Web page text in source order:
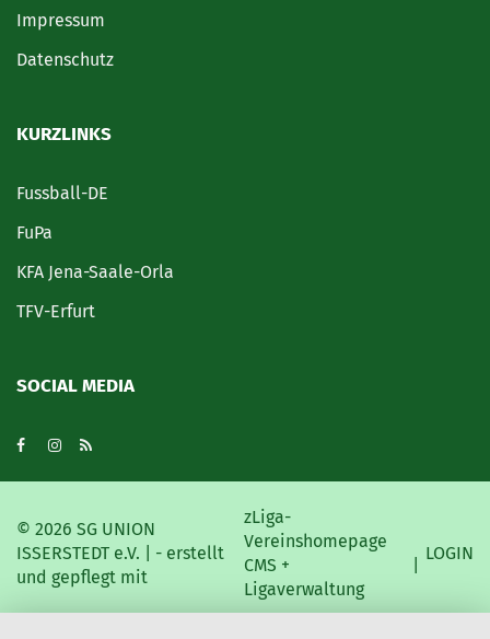
Impressum
Datenschutz
KURZLINKS
Fussball-DE
FuPa
KFA Jena-Saale-Orla
TFV-Erfurt
SOCIAL MEDIA
© 2026 SG UNION
ISSERSTEDT e.V. | - erstellt
und gepflegt mit
zLiga-
Vereinshomepage
CMS +
Ligaverwaltung
LOGIN